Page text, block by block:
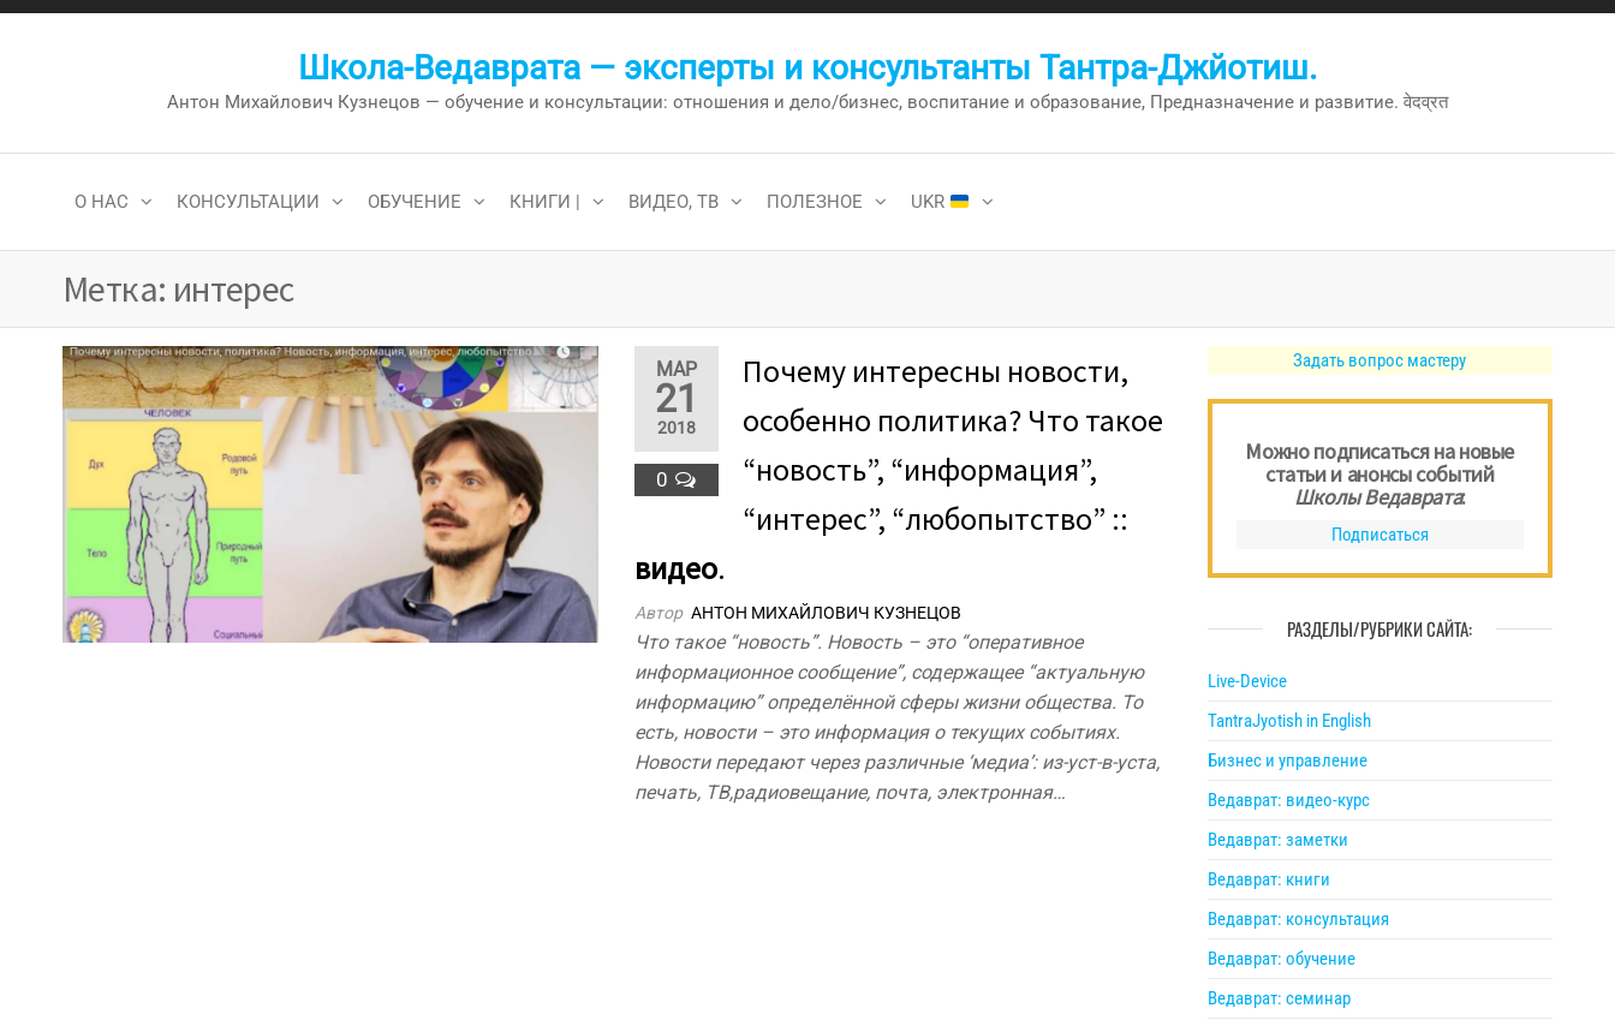
Перейти
Школа-Ведаврата — эксперты и консультанты Тантра-Джйотиш.
Антон Михайлович Кузнецов — обучение и консультации: отношения и дело/бизнес, воспитание и образование, Предназначение и развитие. वेदव्रत
О НАС КОНСУЛЬТАЦИИ ОБУЧЕНИЕ КНИГИ | ВИДЕО, ТВ ПОЛЕЗНОЕ UKR
Метка: интерес
МАР
21
2018
0
Почему интересны новости,
особенно политика? Что такое
“новость”, “информация”,
“интерес”, “любопытство” ::
видео.
Автор АНТОН МИХАЙЛОВИЧ КУЗНЕЦОВ
Что такое “новость”. Новость – это “оперативное
информационное сообщение”, содержащее “актуальную
информацию” определённой сферы жизни общества. То
есть, новости – это информация о текущих событиях.
Новости передают через различные ‘медиа’: из-уст-в-уста,
печать, ТВ,радиовещание, почта, электронная…
Задать вопрос мастеру
Можно подписаться на новые
статьи и анонсы событий
Школы Ведаврата:
Подписаться
РАЗДЕЛЫ/РУБРИКИ САЙТА:
Live-Device
TantraJyotish in English
Бизнес и управление
Ведаврат: видео-курс
Ведаврат: заметки
Ведаврат: книги
Ведаврат: консультация
Ведаврат: обучение
Ведаврат: семинар